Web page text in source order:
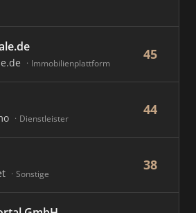
Immobilienplattform
45
Dienstleister
44
Sonstige
38